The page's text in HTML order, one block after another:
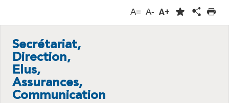
A= A- A+
Secrétariat,
Direction,
Elus,
Assurances,
Communication